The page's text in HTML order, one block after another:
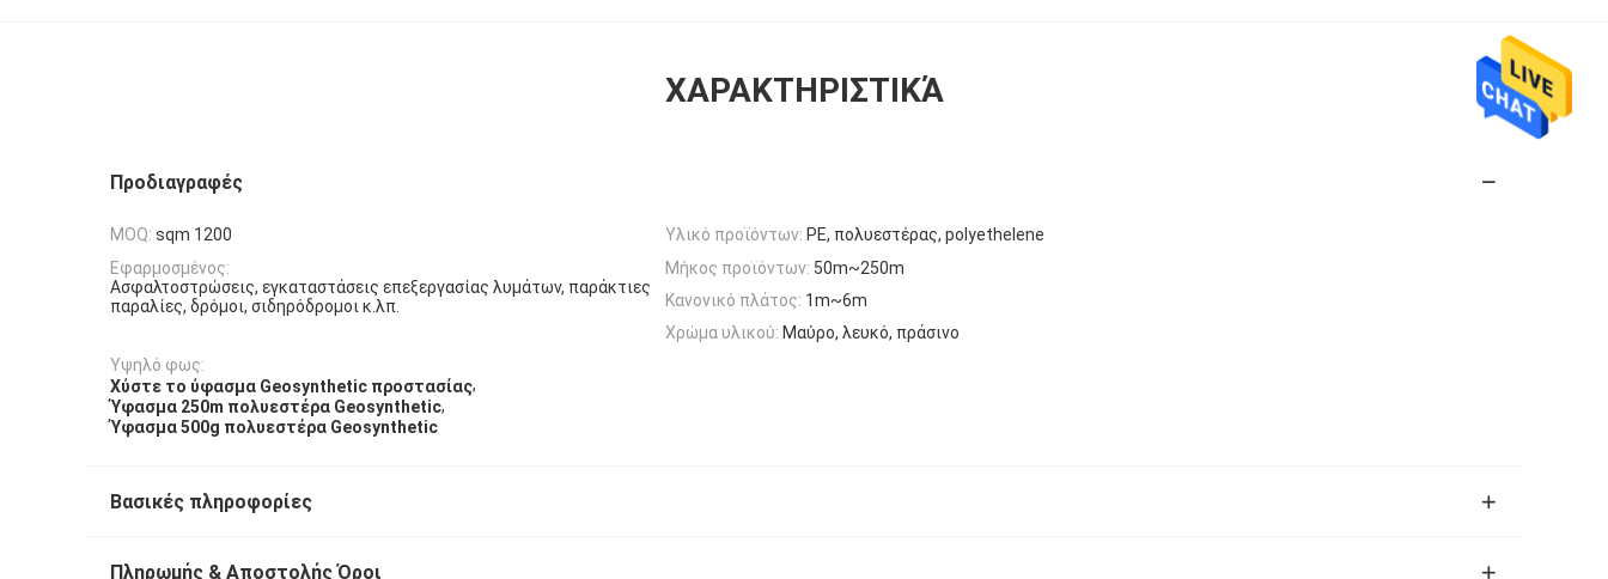
ΧΑΡΑΚΤΗΡΙΣΤΙΚΆ
Προδιαγραφές
MOQ: sqm 1200 Υλικό προϊόντων: PE, πολυεστέρας, polyethelene
Εφαρμοσμένος:
Ασφαλτοστρώσεις, εγκαταστάσεις επεξεργασίας λυμάτων, παράκτιες
παραλίες, δρόμοι, σιδηρόδρομοι κ.λπ.
Μήκος προϊόντων: 50m~250m
Κανονικό πλάτος: 1m~6m
Χρώμα υλικού: Μαύρο, λευκό, πράσινο
Υψηλό φως:
Χύστε το ύφασμα Geosynthetic προστασίας,
Ύφασμα 250m πολυεστέρα Geosynthetic,
Ύφασμα 500g πολυεστέρα Geosynthetic
Βασικές πληροφορίες
Πληρωμής & Αποστολής Όροι